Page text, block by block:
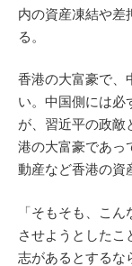
内の資産凍結や差
る。
香港の大富豪で、
い。中国側には必
が、習近平の政敵
港の大富豪であっ
動産など香港の資
「そもそも、こ
させようとしたこ
志があるとするな